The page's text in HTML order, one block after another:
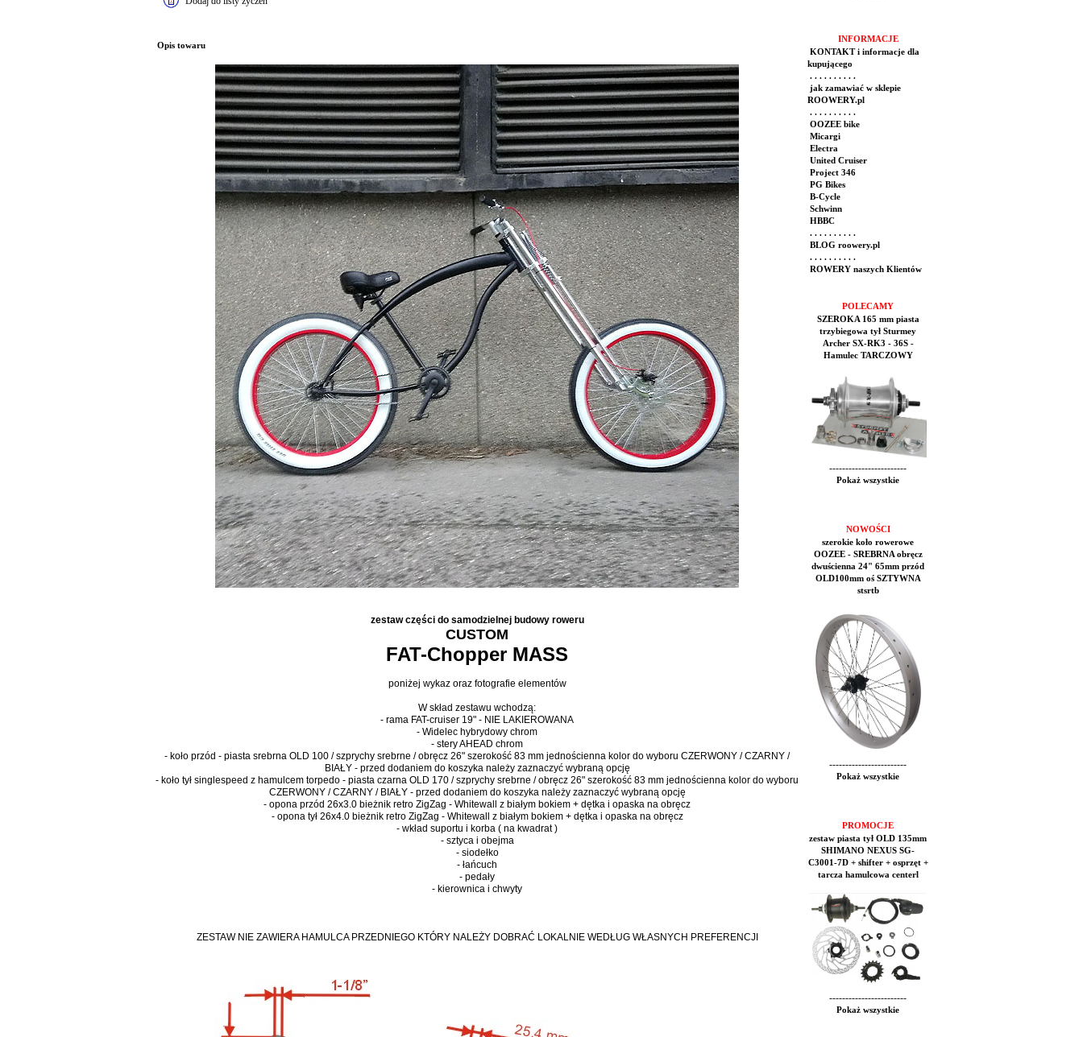
Opis towaru
zestaw części do samodzielnej budowy roweru
CUSTOM
FAT-Chopper MASS
poniżej wykaz oraz fotografie elementów
W skład zestawu wchodzą:
- rama FAT-cruiser 19" - NIE LAKIEROWANA
- Widelec hybrydowy chrom
- stery AHEAD chrom
- koło przód - piasta srebrna OLD 100 / szprychy srebrne / obręcz 26" szerokość 83 mm jednościenna kolor do wyboru CZERWONY / CZARNY /
BIAŁY - przed dodaniem do koszyka należy zaznaczyć wybraną opcję
- koło tył singlespeed z hamulcem torpedo - piasta czarna OLD 170 / szprychy srebrne / obręcz 26" szerokość 83 mm jednościenna kolor do wyboru
CZERWONY / CZARNY / BIAŁY - przed dodaniem do koszyka należy zaznaczyć wybraną opcję
- opona przód 26x3.0 bieżnik retro ZigZag - Whitewall z białym bokiem + dętka i opaska na obręcz
- opona tył 26x4.0 bieżnik retro ZigZag - Whitewall z białym bokiem + dętka i opaska na obręcz
- wkład suportu i korba ( na kwadrat )
- sztyca i obejma
- siodełko
- łańcuch
- pedały
- kierownica i chwyty
ZESTAW NIE ZAWIERA HAMULCA PRZEDNIEGO KTÓRY NALEŻY DOBRAĆ LOKALNIE WEDŁUG WŁASNYCH PREFERENCJI
INFORMACJE
KONTAKT i informacje dla
kupującego
. . . . . . . . . .
jak zamawiać w sklepie
ROOWERY.pl
. . . . . . . . . .
OOZEE bike
Micargi
Electra
United Cruiser
Project 346
PG Bikes
B-Cycle
Schwinn
HBBC
. . . . . . . . . .
BLOG roowery.pl
. . . . . . . . . .
ROWERY naszych Klientów
POLECAMY
SZEROKA 165 mm piasta
trzybiegowa tył Sturmey
Archer SX-RK3 - 36S -
Hamulec TARCZOWY
------------------------
Pokaż wszystkie
NOWOŚCI
szerokie koło rowerowe
OOZEE - SREBRNA obręcz
dwuścienna 24" 65mm przód
OLD100mm oś SZTYWNA
stsrtb
------------------------
Pokaż wszystkie
PROMOCJE
zestaw piasta tył OLD 135mm
SHIMANO NEXUS SG-
C3001-7D + shifter + osprzęt +
tarcza hamulcowa centerl
------------------------
Pokaż wszystkie